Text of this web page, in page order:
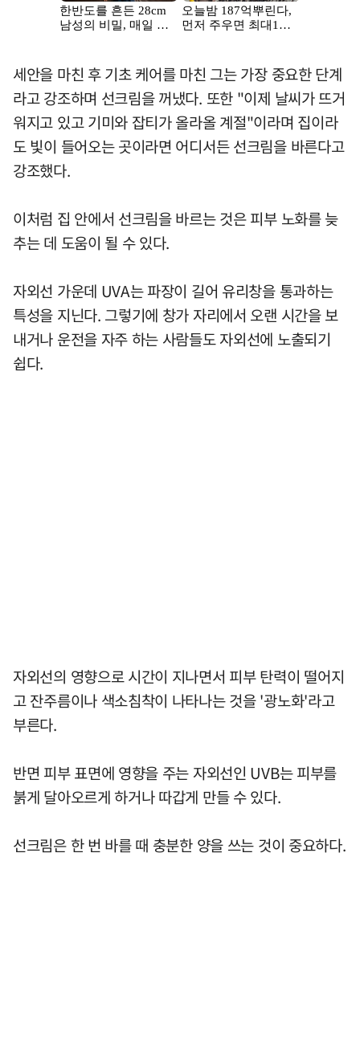
세안을 마친 후 기초 케어를 마친 그는 가장 중요한 단계
라고 강조하며 선크림을 꺼냈다. 또한 "이제 날씨가 뜨거
워지고 있고 기미와 잡티가 올라올 계절"이라며 집이라
도 빛이 들어오는 곳이라면 어디서든 선크림을 바른다고
강조했다.
이처럼 집 안에서 선크림을 바르는 것은 피부 노화를 늦
추는 데 도움이 될 수 있다.
자외선 가운데 UVA는 파장이 길어 유리창을 통과하는
특성을 지닌다. 그렇기에 창가 자리에서 오랜 시간을 보
내거나 운전을 자주 하는 사람들도 자외선에 노출되기
쉽다.
자외선의 영향으로 시간이 지나면서 피부 탄력이 떨어지
고 잔주름이나 색소침착이 나타나는 것을 '광노화'라고
부른다.
반면 피부 표면에 영향을 주는 자외선인 UVB는 피부를
붉게 달아오르게 하거나 따갑게 만들 수 있다.
선크림은 한 번 바를 때 충분한 양을 쓰는 것이 중요하다.